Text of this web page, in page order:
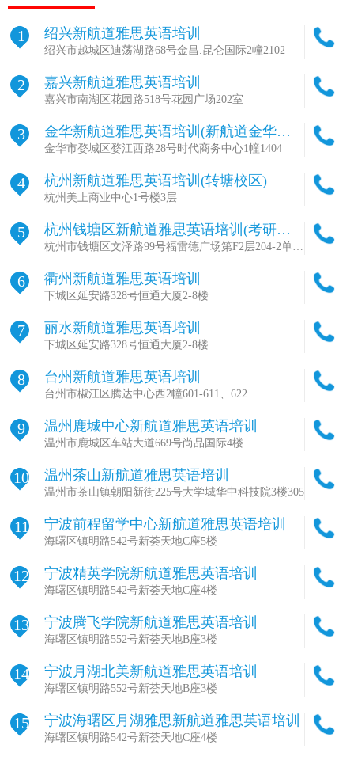
1 绍兴新航道雅思英语培训
绍兴市越城区迪荡湖路68号金昌.昆仑国际2幢2102
2 嘉兴新航道雅思英语培训
嘉兴市南湖区花园路518号花园广场202室
3
金华新航道雅思英语培训(新航道金华学
校总部)
金华市婺城区婺江西路28号时代商务中心1幢1404
4 杭州新航道雅思英语培训(转塘校区)
杭州美上商业中心1号楼3层
5
杭州钱塘区新航道雅思英语培训(考研集
训营基地)
杭州市钱塘区文泽路99号福雷德广场第F2层204-2单元
6 衢州新航道雅思英语培训
下城区延安路328号恒通大厦2-8楼
7 丽水新航道雅思英语培训
下城区延安路328号恒通大厦2-8楼
8 台州新航道雅思英语培训
台州市椒江区腾达中心西2幢601-611、622
9 温州鹿城中心新航道雅思英语培训
温州市鹿城区车站大道669号尚品国际4楼
10 温州茶山新航道雅思英语培训
温州市茶山镇朝阳新街225号大学城华中科技院3楼305
11 宁波前程留学中心新航道雅思英语培训
海曙区镇明路542号新荟天地C座5楼
12 宁波精英学院新航道雅思英语培训
海曙区镇明路542号新荟天地C座4楼
13 宁波腾飞学院新航道雅思英语培训
海曙区镇明路552号新荟天地B座3楼
14 宁波月湖北美新航道雅思英语培训
海曙区镇明路552号新荟天地B座3楼
15 宁波海曙区月湖雅思新航道雅思英语培训
海曙区镇明路542号新荟天地C座4楼